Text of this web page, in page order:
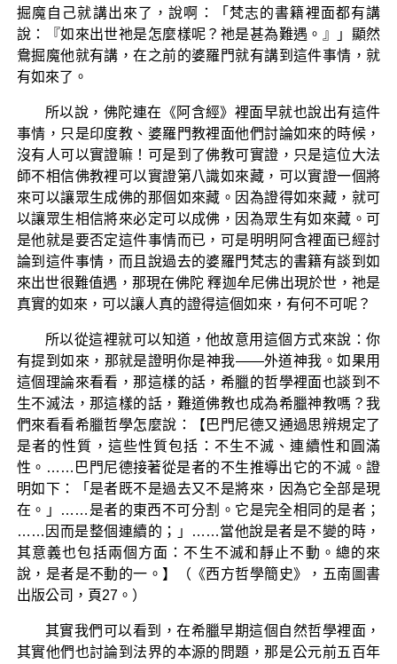
掘魔自己就講出來了，說啊：「梵志的書籍裡面都有講
說：『如來出世祂是怎麼樣呢？祂是甚為難遇。』」顯然
鴦掘魔他就有講，在之前的婆羅門就有講到這件事情，就
有如來了。
所以說，佛陀連在《阿含經》裡面早就也說出有這件
事情，只是印度教、婆羅門教裡面他們討論如來的時候，
沒有人可以實證嘛！可是到了佛教可實證，只是這位大法
師不相信佛教裡可以實證第八識如來藏，可以實證一個將
來可以讓眾生成佛的那個如來藏。因為證得如來藏，就可
以讓眾生相信將來必定可以成佛，因為眾生有如來藏。可
是他就是要否定這件事情而已，可是明明阿含裡面已經討
論到這件事情，而且說過去的婆羅門梵志的書籍有談到如
來出世很難值遇，那現在佛陀 釋迦牟尼佛出現於世，祂是
真實的如來，可以讓人真的證得這個如來，有何不可呢？
所以從這裡就可以知道，他故意用這個方式來說：你
有提到如來，那就是證明你是神我——外道神我。如果用
這個理論來看看，那這樣的話，希臘的哲學裡面也談到不
生不滅法，那這樣的話，難道佛教也成為希臘神教嗎？我
們來看看希臘哲學怎麼說：【巴門尼德又通過思辨規定了
是者的性質，這些性質包括：不生不滅、連續性和圓滿
性。……巴門尼德接著從是者的不生推導出它的不滅。證
明如下：「是者既不是過去又不是將來，因為它全部是現
在。」……是者的東西不可分割。它是完全相同的是者；
……因而是整個連續的；」……當他說是者是不變的時，
其意義也包括兩個方面：不生不滅和靜止不動。總的來
說，是者是不動的一。】（《西方哲學簡史》，五南圖書
出版公司，頁27。）
其實我們可以看到，在希臘早期這個自然哲學裡面，
其實他們也討論到法界的本源的問題，那是公元前五百年